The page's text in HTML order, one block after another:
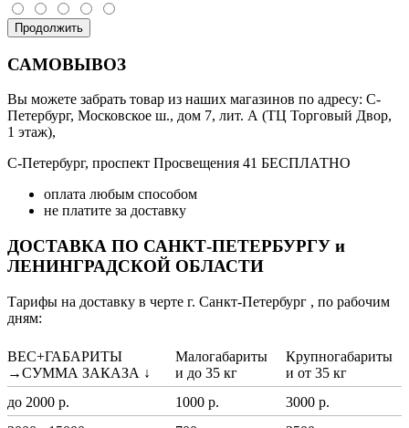
Продолжить
САМОВЫВОЗ
Вы можете забрать товар из наших магазинов по адресу: С-
Петербург, Московское ш., дом 7, лит. А (ТЦ Торговый Двор,
1 этаж),
С-Петербург, проспект Просвещения 41 БЕСПЛАТНО
оплата любым способом
не платите за доставку
ДОСТАВКА ПО САНКТ-ПЕТЕРБУРГУ и
ЛЕНИНГРАДСКОЙ ОБЛАСТИ
Тарифы на доставку в черте г. Санкт-Петербург , по рабочим
дням:
ВЕС+ГАБАРИТЫ
→СУММА ЗАКАЗА ↓
Малогабариты
и до 35 кг
Крупногабариты
и от 35 кг
до 2000 р.
1000 р.
3000 р.